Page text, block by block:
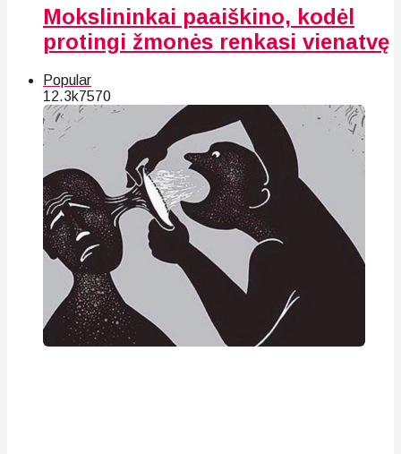
Mokslininkai paaiškino, kodėl
protingi žmonės renkasi vienatvę
Popular
12.3k7570